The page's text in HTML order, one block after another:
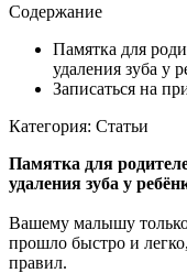
Содержание
Памятка для
удаления зуба у
Записаться на
Категория: Статьи
Памятка для
удаления зуба у
Вашему малышу
прошло быстро и
правил.